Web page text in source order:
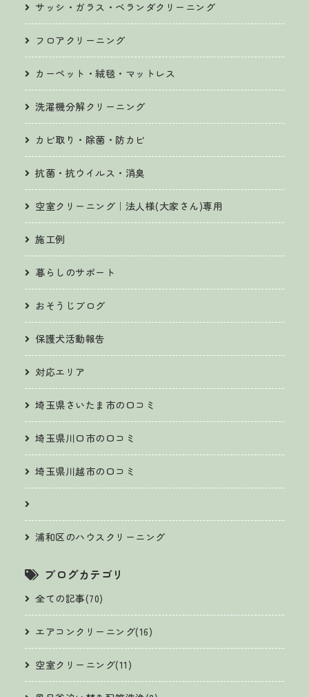
サッシ・ガラス・ベランダクリーニング
フロアクリーニング
カーペット・絨毯・マットレス
洗濯機分解クリーニング
カビ取り・除菌・防カビ
抗菌・抗ウイルス・消臭
空室クリーニング｜法人様(大家さん)専用
施工例
暮らしのサポート
おそうじブログ
保護犬活動報告
対応エリア
埼玉県さいたま市の口コミ
埼玉県川口市の口コミ
埼玉県川越市の口コミ
浦和区のハウスクリーニング
ブログカテゴリ
全ての記事(70)
エアコンクリーニング(16)
空室クリーニング(11)